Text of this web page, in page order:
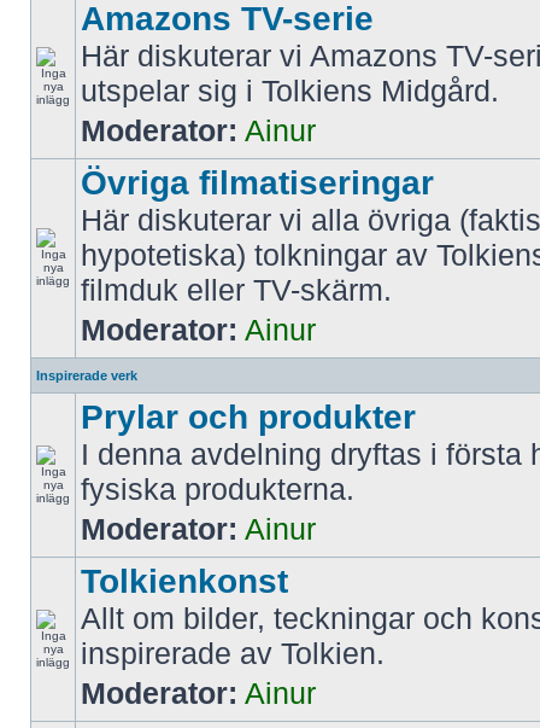
Amazons TV-serie
Här diskuterar vi Amazons TV-
utspelar sig i Tolkiens Midgård.
Moderator: Ainur
Övriga filmatiseringar
Här diskuterar vi alla övriga
hypotetiska) tolkningar av
filmduk eller TV-skärm.
Moderator: Ainur
Inspirerade verk
Prylar och produkter
I denna avdelning dryftas i första
fysiska produkterna.
Moderator: Ainur
Tolkienkonst
Allt om bilder, teckningar och
inspirerade av Tolkien.
Moderator: Ainur